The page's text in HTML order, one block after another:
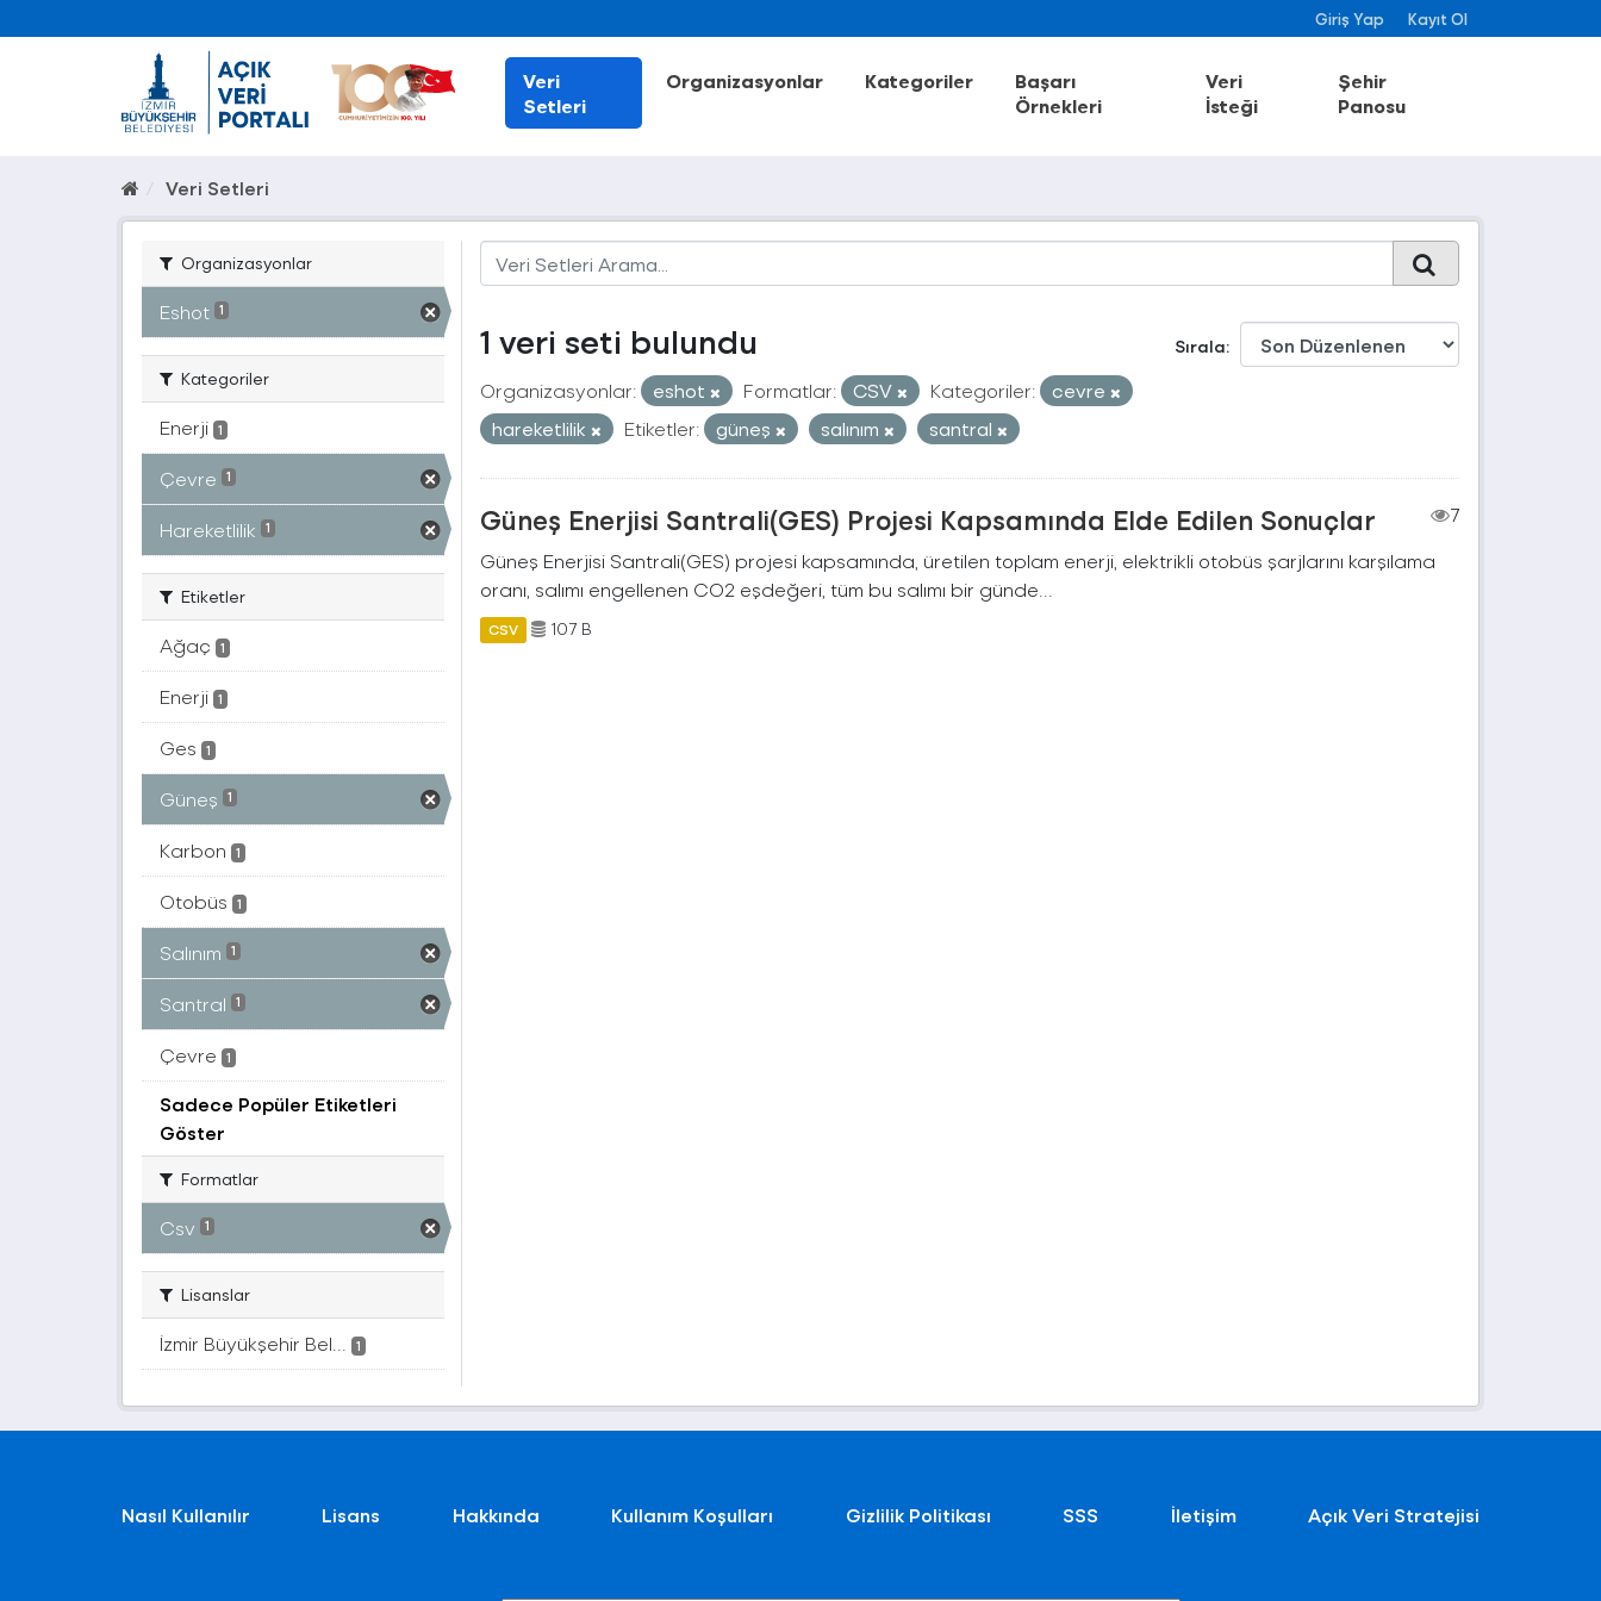
Giriş Yap Kayıt Ol
Veri
Setleri
Organizasyonlar Kategoriler
Başarı
Örnekleri
Veri
İsteği
Şehir
Panosu
Veri Setleri
Organizasyonlar
Eshot 1
Kategoriler
Enerji 1
Çevre 1
Hareketlilik 1
Etiketler
Ağaç 1
Enerji 1
Ges 1
Güneş 1
Karbon 1
Otobüs 1
Salınım 1
Santral 1
Çevre 1
Sadece Popüler Etiketleri
Göster
Formatlar
Csv 1
Lisanslar
İzmir Büyükşehir Bel... 1
Sırala
1 veri seti bulundu
Organizasyonlar: eshot Formatlar: CSV Kategoriler:
cevre
hareketlilik
Etiketler: güneş salınım santral
Güneş Enerjisi Santrali(GES) Projesi Kapsamında Elde Edilen Sonuçlar
7
Güneş Enerjisi Santrali(GES) projesi kapsamında, üretilen toplam enerji, elektrikli otobüs şarjlarını karşılama
oranı, salımı engellenen CO2 eşdeğeri, tüm bu salımı bir günde...
CSV 107 B
Nasıl Kullanılır Lisans Hakkında Kullanım Koşulları Gizlilik Politikası SSS İletişim Açık Veri Stratejisi